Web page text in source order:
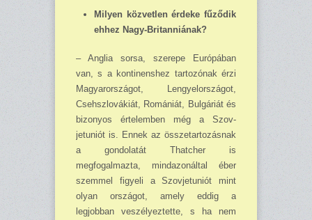
Milyen közvetlen érdeke fűződik
ehhez Nagy-Britanniának?
– Anglia sorsa, szerepe Európában
van, s a kontinenshez tartozónak érzi
Magyarországot, Lengyelországot,
Csehszlovákiát, Romániát, Bulgáriát és
bizonyos értelemben még a Szov­
jetuniót is. Ennek az összetartozásnak
a gondolatát Thatcher is
megfogalmazta, mindazonáltal éber
szemmel figyeli a Szovjetuniót mint
olyan országot, amely eddig a
legjobban veszé­lyeztette, s ha nem